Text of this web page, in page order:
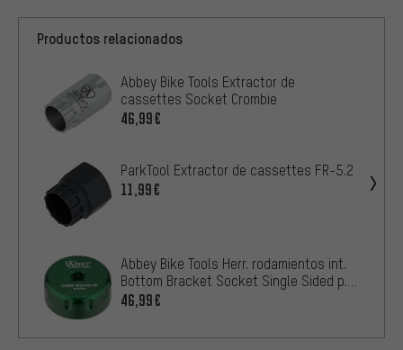
Productos relacionados
Abbey Bike Tools Extractor de
cassettes Socket Crombie
46,99€
ParkTool Extractor de cassettes FR-5.2
11,99€
Abbey Bike Tools Herr. rodamientos int.
Bottom Bracket Socket Single Sided p.
BSA30-16
46,99€